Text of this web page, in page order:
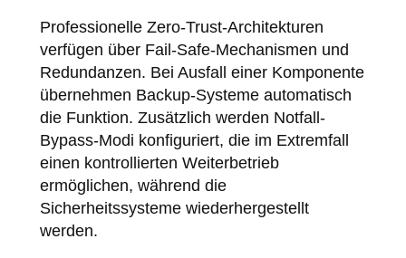
Professionelle Zero-Trust-Architekturen
verfügen über Fail-Safe-Mechanismen und
Redundanzen. Bei Ausfall einer Komponente
übernehmen Backup-Systeme automatisch
die Funktion. Zusätzlich werden Notfall-
Bypass-Modi konfiguriert, die im Extremfall
einen kontrollierten Weiterbetrieb
ermöglichen, während die
Sicherheitssysteme wiederhergestellt
werden.